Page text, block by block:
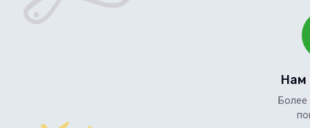
Нам
Более